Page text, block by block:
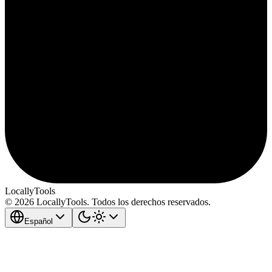
LocallyTools
© 2026 LocallyTools. Todos los derechos reservados.
Español